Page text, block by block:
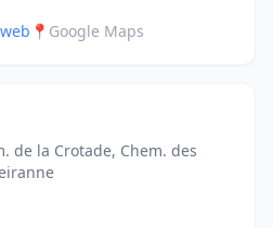
📍 Google Maps
de la Crotade, Chem. des